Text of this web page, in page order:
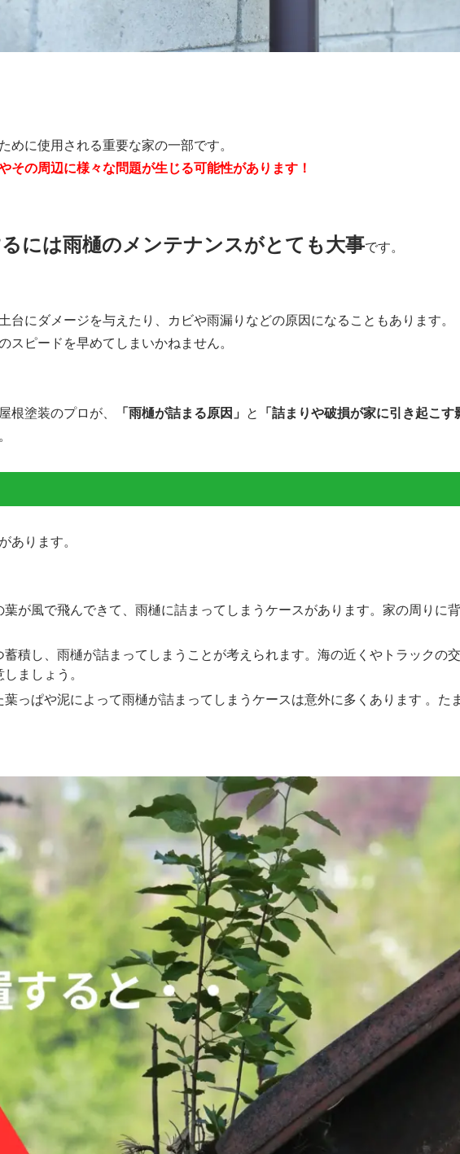
めに使用される重要な家の一部です。
その周辺に様々な問題が生じる可能性があります！
には雨樋のメンテナンスがとても大事です。
台にダメージを与えたり、カビや雨漏りなどの原因になることもあります。
スピードを早めてしまいかねません。
根塗装のプロが、 「雨樋が詰まる原因」 と 「詰まりや破損が家に引き起こす
あります。
が風で飛んできて、雨樋に詰まってしまうケースがあります。家の周りに
積し、雨樋が詰まってしまうことが考えられます。海の近くやトラックの
ましょう。
っぱや泥によって雨樋が詰まってしまうケースは意外に多くあります 。た